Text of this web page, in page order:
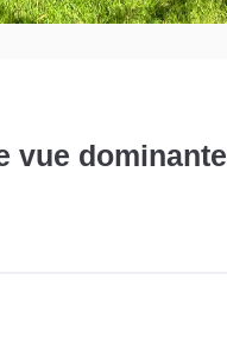
vue dominante